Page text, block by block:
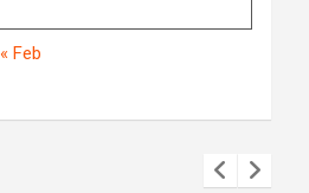
« Feb